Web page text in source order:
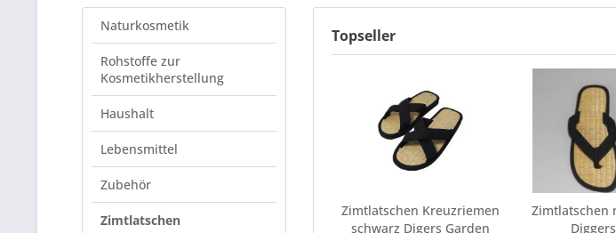
Naturkosmetik
Rohstoffe zur
Kosmetikherstellung
Haushalt
Lebensmittel
Zubehör
Zimtlatschen
Topseller
Zimtlatschen Kreuzriemen
schwarz Digers Garden
Zimtlatschen